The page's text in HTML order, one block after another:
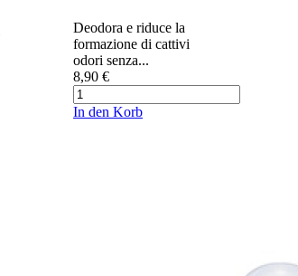
Deodora e riduce la
formazione di cattivi
odori senza...
8,90 €
In den Korb